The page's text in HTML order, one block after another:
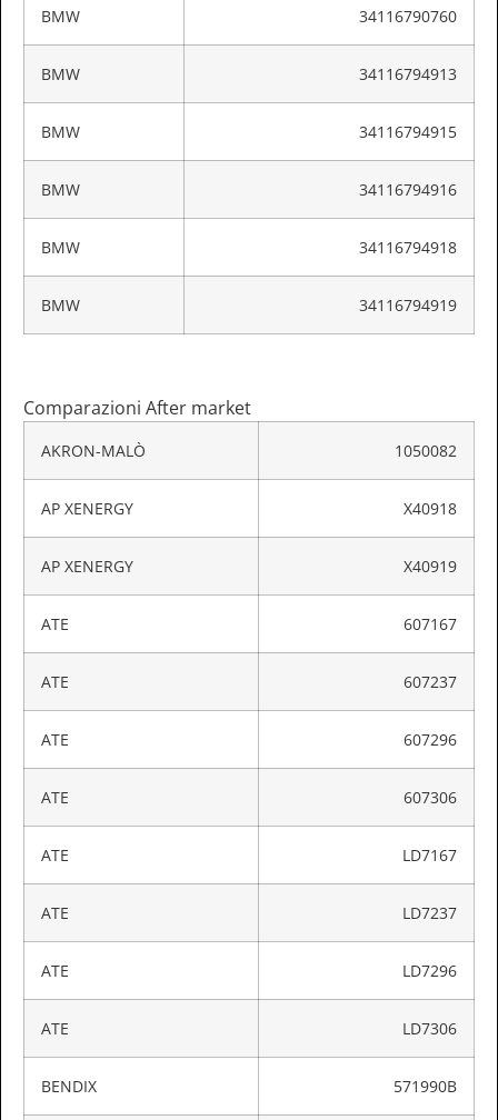
BMW 34116790760
BMW 34116794913
BMW 34116794915
BMW 34116794916
BMW 34116794918
BMW 34116794919
Comparazioni After market
AKRON-MALÒ 1050082
AP XENERGY X40918
AP XENERGY X40919
ATE 607167
ATE 607237
ATE 607296
ATE 607306
ATE LD7167
ATE LD7237
ATE LD7296
ATE LD7306
BENDIX 571990B